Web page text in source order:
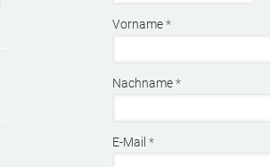
Vorname*
Nachname*
E-Mail *